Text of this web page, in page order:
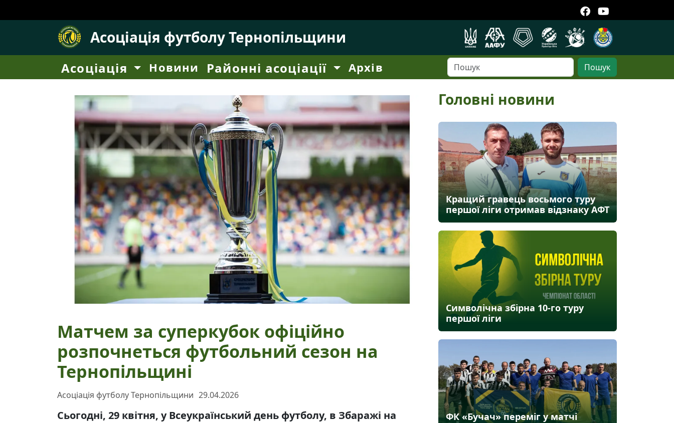
Асоціація футболу Тернопільщини
Асоціація Новини Районні асоціації Архів Пошук
Матчем за суперкубок офіційно
розпочнеться футбольний сезон на
Тернопільщині
Асоціація футболу Тернопільщини 29.04.2026
Сьогодні, 29 квітня, у Всеукраїнський день футболу, в Збаражі на
Головні новини
Кращий гравець восьмого туру
першої ліги отримав відзнаку АФТ
Символічна збірна 10-го туру
першої ліги
ФК «Бучач» переміг у матчі